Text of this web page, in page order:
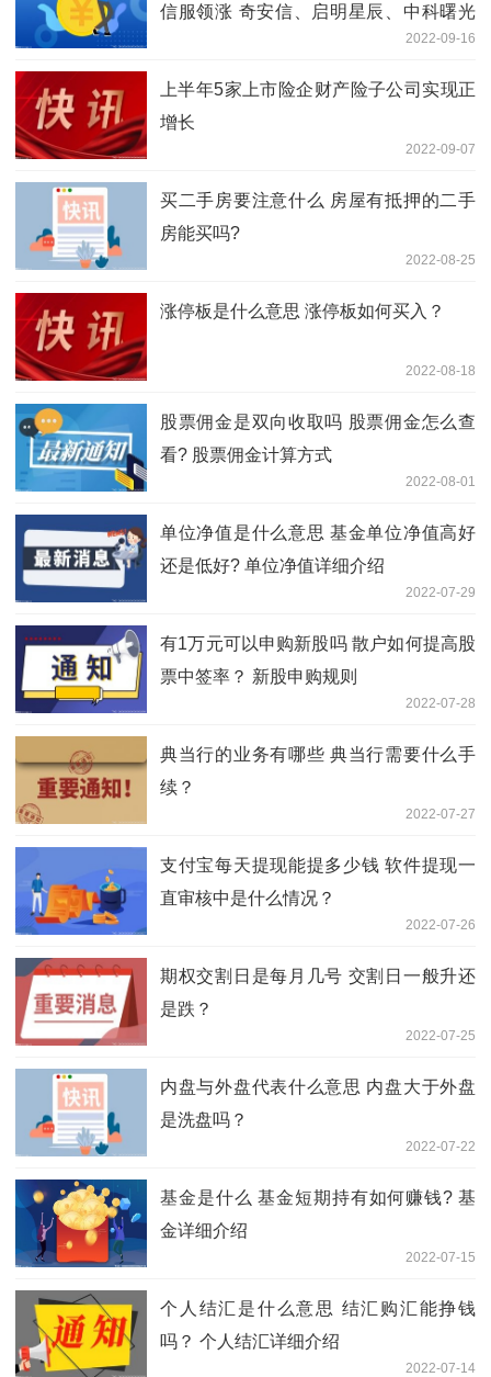
信服领涨 奇安信、启明星辰、中科曙光
2022-09-16
上半年5家上市险企财产险子公司实现正
增长
2022-09-07
买二手房要注意什么 房屋有抵押的二手
房能买吗?
2022-08-25
涨停板是什么意思 涨停板如何买入？
2022-08-18
股票佣金是双向收取吗 股票佣金怎么查
看? 股票佣金计算方式
2022-08-01
单位净值是什么意思 基金单位净值高好
还是低好? 单位净值详细介绍
2022-07-29
有1万元可以申购新股吗 散户如何提高股
票中签率？ 新股申购规则
2022-07-28
典当行的业务有哪些 典当行需要什么手
续？
2022-07-27
支付宝每天提现能提多少钱 软件提现一
直审核中是什么情况？
2022-07-26
期权交割日是每月几号 交割日一般升还
是跌？
2022-07-25
内盘与外盘代表什么意思 内盘大于外盘
是洗盘吗？
2022-07-22
基金是什么 基金短期持有如何赚钱? 基
金详细介绍
2022-07-15
个人结汇是什么意思 结汇购汇能挣钱
吗？ 个人结汇详细介绍
2022-07-14